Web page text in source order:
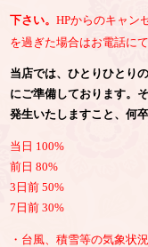
下さい。HPからのキャン
を過ぎた場合はお電話に
当店では、ひとりひとり
にご準備しております。
発生いたしますこと、何
当日 100%
前日 80%
3日前 50%
7日前 30%
・台風、積雪等の気象状